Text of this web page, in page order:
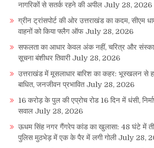
नागरिकों से सतर्क रहने की अपील July 28, 2026
ग्रीन ट्रांसपोर्ट की ओर उत्तराखंड का कदम, सीएम
वाहनों को किया फ्लैग ऑफ July 28, 2026
सफलता का आधार केवल अंक नहीं, चरित्र और
सूचना बंशीधर तिवारी July 28, 2026
उत्तराखंड में मूसलाधार बारिश का कहर: भूस्खलन से
बाधित, जनजीवन प्रभावित July 28, 2026
16 करोड़ के पुल की एप्रोच रोड 16 दिन में धंसी,
सवाल July 28, 2026
ऊधम सिंह नगर गैंगरेप कांड का खुलासा: 48 घंटे में
पुलिस मुठभेड़ में एक के पैर में लगी गोली July 28,